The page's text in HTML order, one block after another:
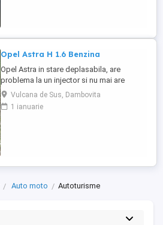
Opel Astra H 1.6 Benzina
Opel Astra in stare deplasabila, are
problema la un injector si nu mai are
putere dar se poate deplasa, pretul este
negociabil la fata locului, masina are si
instalație Gpl omologată.
Vulcana de Sus, Dambovita
1 ianuarie
Auto moto Autoturisme